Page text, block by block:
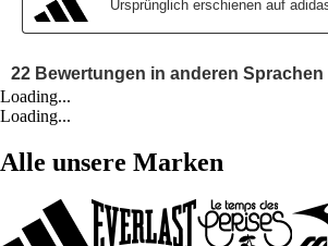
Loading...
Loading...
Alle unsere Marken